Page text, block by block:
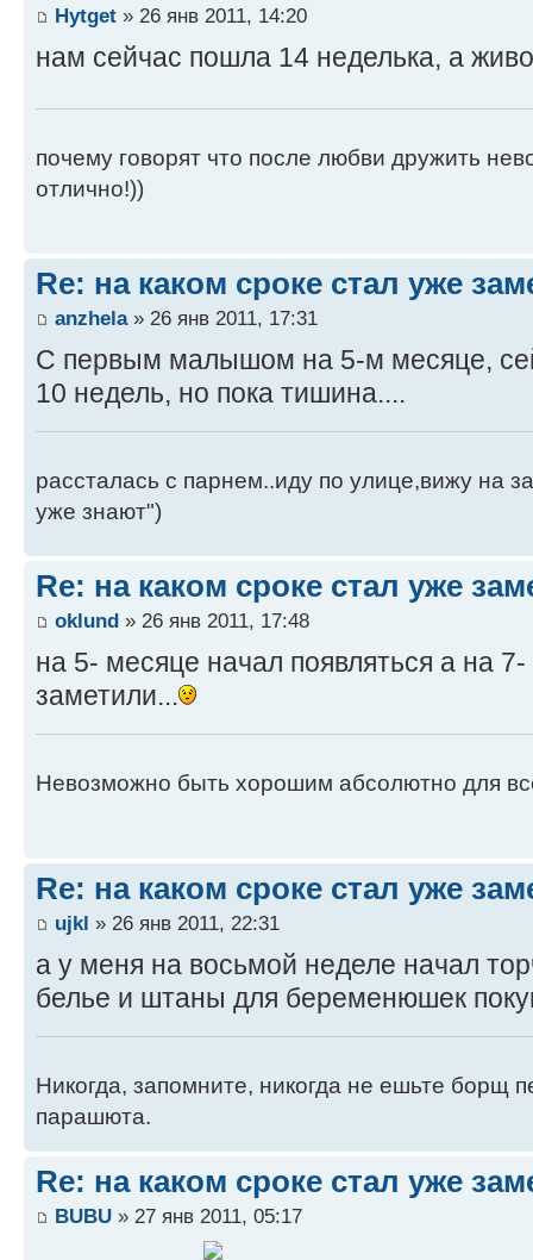
Hytget » 26 янв 2011, 14:20
нам сейчас пошла 14 неделька, а
почему говорят что после любви дружить
отлично!))
Re: на каком сроке стал уже
anzhela» 26 янв 2011, 17:31
С первым малышом на 5-м месяце,
10 недель, но пока тишина....
рассталась с парнем..иду по улице,вижу на
уже знают")
Re: на каком сроке стал уже
oklund » 26 янв 2011, 17:48
на 5- месяце начал появляться а на
заметили...
Невозможно быть хорошим абсолютно для
Re: на каком сроке стал уже
ujkl » 26 янв 2011, 22:31
а у меня на восьмой неделе начал
белье и штаны для беременюшек
Никогда, запомните, никогда не ешьте борщ
парашюта.
Re: на каком сроке стал уже
BUBU » 27 янв 2011, 05:17